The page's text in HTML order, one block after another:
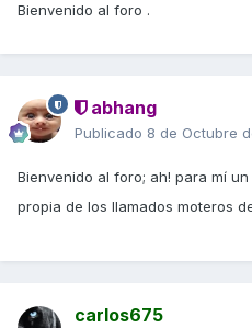
Bienvenido al foro .
abhang
Publicado 8 de Octubre
Bienvenido al foro; ah! para mí
propia de los llamados moteros
carlos675